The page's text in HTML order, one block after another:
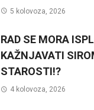
5 kolovoza, 2026
RAD SE MORA
KAŽNJAVATI
STAROSTI!?
4 kolovoza, 2026